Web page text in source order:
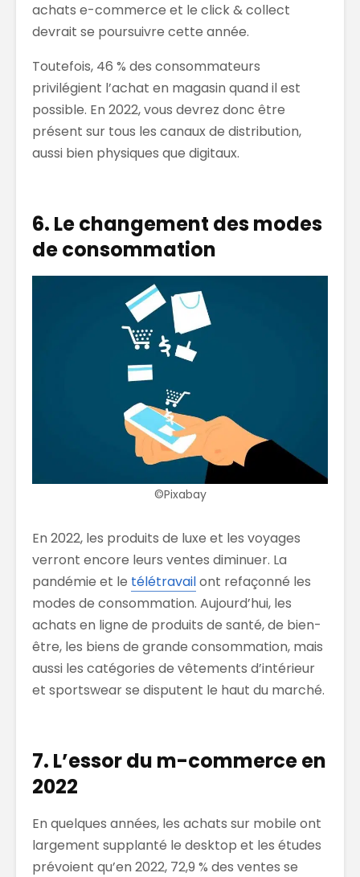
achats e-commerce et le click & collect
devrait se poursuivre cette année.
Toutefois, 46 % des consommateurs
privilégient l’achat en magasin quand il est
possible. En 2022, vous devrez donc être
présent sur tous les canaux de distribution,
aussi bien physiques que digitaux.
6. Le changement des modes
de consommation
©Pixabay
En 2022, les produits de luxe et les voyages
verront encore leurs ventes diminuer. La
pandémie et le télétravailont refaçonné les
modes de consommation. Aujourd’hui, les
achats en ligne de produits de santé, de bien-
être, les biens de grande consommation, mais
aussi les catégories de vêtements d’intérieur
et sportswear se disputent le haut du marché.
7. L’essor du m-commerce en
2022
En quelques années, les achats sur mobile ont
largement supplanté le desktop et les études
prévoient qu’en 2022, 72,9 % des ventes se